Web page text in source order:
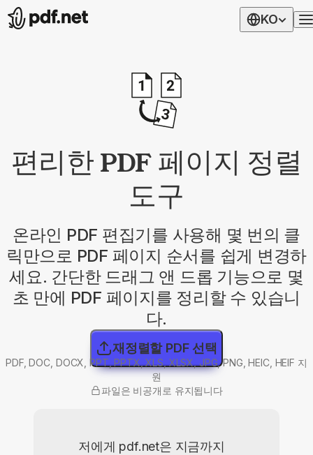
KO
편리한 PDF 페이지 정렬
도구
온라인 PDF 편집기를 사용해 몇 번의 클
릭만으로 PDF 페이지 순서를 쉽게 변경하
세요. 간단한 드래그 앤 드롭 기능으로 몇
초 만에 PDF 페이지를 정리할 수 있습니
다.
재정렬할 PDF 선택
PDF, DOC, DOCX, PPT, PPTX, XLS, XLSX, JPG, PNG, HEIC, HEIF 지
원
파일은 비공개로 유지됩니다
저에게 pdf.net은 지금까지